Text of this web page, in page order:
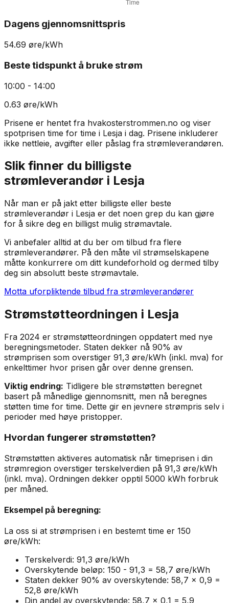
Dagens gjennomsnittspris
54.69 øre/kWh
Beste tidspunkt å bruke strøm
10:00 - 14:00
0.63 øre/kWh
Prisene er hentet fra hvakosterstrommen.no og viser
spotprisen time for time i Lesja i dag. Prisene inkluderer
ikke nettleie, avgifter eller påslag fra strømleverandøren.
Slik finner du billigste
strømleverandør i Lesja
Når man er på jakt etter billigste eller beste
strømleverandør i Lesja er det noen grep du kan gjøre
for å sikre deg en billigst mulig strømavtale.
Vi anbefaler alltid at du ber om tilbud fra flere
strømleverandører. På den måte vil strømselskapene
måtte konkurrere om ditt kundeforhold og dermed tilby
deg sin absolutt beste strømavtale.
Motta uforpliktende tilbud fra strømleverandører
Strømstøtteordningen i Lesja
Fra 2024 er strømstøtteordningen oppdatert med nye
beregningsmetoder. Staten dekker nå 90% av
strømprisen som overstiger 91,3 øre/kWh (inkl. mva) for
enkelttimer hvor prisen går over denne grensen.
Viktig endring: Tidligere ble strømstøtten beregnet
basert på månedlige gjennomsnitt, men nå beregnes
støtten time for time. Dette gir en jevnere strømpris selv i
perioder med høye pristopper.
Hvordan fungerer strømstøtten?
Strømstøtten aktiveres automatisk når timeprisen i din
strømregion overstiger terskelverdien på 91,3 øre/kWh
(inkl. mva). Ordningen dekker opptil 5000 kWh forbruk
per måned.
Eksempel på beregning:
La oss si at strømprisen i en bestemt time er 150
øre/kWh:
Terskelverdi: 91,3 øre/kWh
Overskytende beløp: 150 - 91,3 = 58,7 øre/kWh
Staten dekker 90% av overskytende: 58,7 × 0,9 =
52,8 øre/kWh
Din andel av overskytende: 58,7 × 0,1 = 5,9